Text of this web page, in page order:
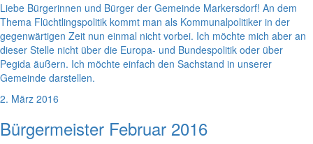
Liebe Bürgerinnen und Bürger der Gemeinde Markersdorf! An dem
Thema Flüchtlingspolitik kommt man als Kommunalpolitiker in der
gegenwärtigen Zeit nun einmal nicht vorbei. Ich möchte mich aber an
dieser Stelle nicht über die Europa- und Bundespolitik oder über
Pegida äußern. Ich möchte einfach den Sachstand in unserer
Gemeinde darstellen.
2. März 2016
Bürgermeister Februar 2016